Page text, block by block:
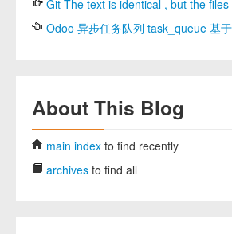
Git The text is identical , but the
Odoo 异步任务队列 task_queue 基
About This Blog
main index to find recently
archives to find all